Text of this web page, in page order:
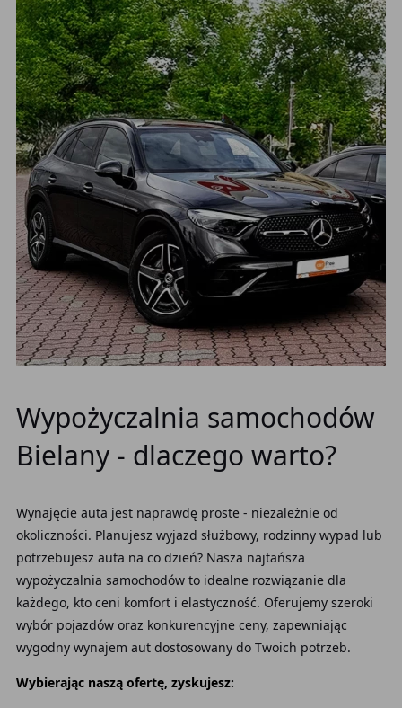
Wypożyczalnia samochodów
Bielany - dlaczego warto?
Wynajęcie auta jest naprawdę proste - niezależnie od
okoliczności. Planujesz wyjazd służbowy, rodzinny wypad lub
potrzebujesz auta na co dzień? Nasza najtańsza
wypożyczalnia samochodów to idealne rozwiązanie dla
każdego, kto ceni komfort i elastyczność. Oferujemy szeroki
wybór pojazdów oraz konkurencyjne ceny, zapewniając
wygodny wynajem aut dostosowany do Twoich potrzeb.
Wybierając naszą ofertę, zyskujesz: